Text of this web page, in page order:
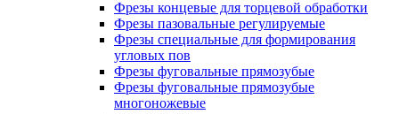
Фрезы концевые для торцевой обработки
Фрезы пазовальные регулируемые
Фрезы специальные для формирования
угловых пов
Фрезы фуговальные прямозубые
Фрезы фуговальные прямозубые
многоножевые